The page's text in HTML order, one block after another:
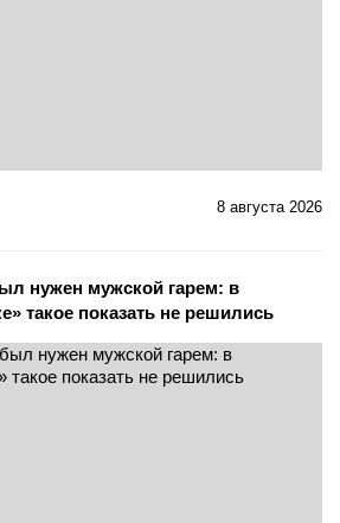
8 августа 2026
нужен мужской гарем: в
такое показать не решились